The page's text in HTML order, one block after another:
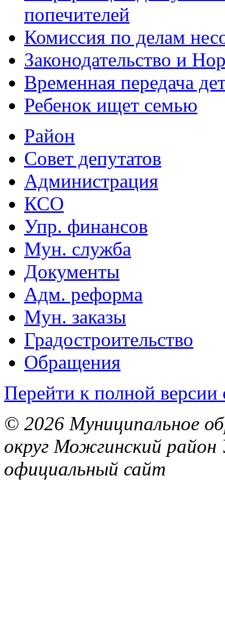
попечителей
Комиссия по делам
Законодательство и
Временная передача
Ребенок ищет семью
Район
Совет депутатов
Администрация
КСО
Упр. финансов
Мун. служба
Документы
Адм. реформа
Мун. заказы
Градостроительство
Обращения
Перейти к полной версии
© 2026 Муниципальное
округ Можгинский район
официальный сайт